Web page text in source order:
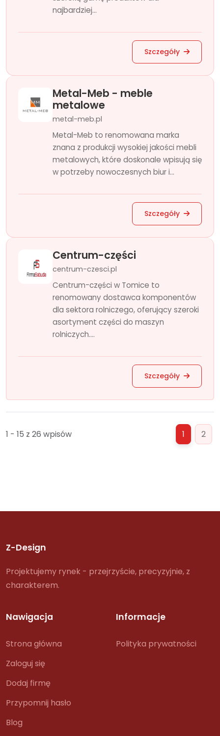
najbardziej...
Szczegóły
Metal-Meb - meble
metalowe
metal-meb.pl
Metal-Meb to renomowana marka
znana z produkcji wysokiej jakości mebli
metalowych, które doskonale wpisują się
w potrzeby nowoczesnych biur i...
Szczegóły
Centrum-części
centrum-czesci.pl
Centrum-części w Tomice to
renomowany dostawca komponentów
dla sektora rolniczego, oferujący szeroki
asortyment części do maszyn
rolniczych....
Szczegóły
1 - 15 z 26 wpisów 1 2
Z-Design
Projektujemy rynek - przejrzyście, precyzyjnie, z
charakterem.
Nawigacja
Strona główna
Zaloguj się
Dodaj firmę
Przypomnij hasło
Blog
Informacje
Polityka prywatności